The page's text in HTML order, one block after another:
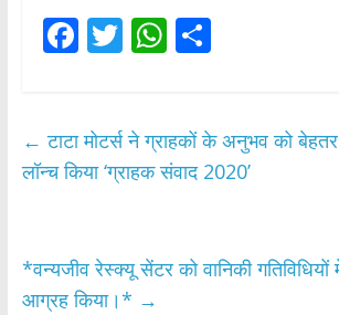
F
b
o
k
T
er
W
s
A
S
e
← टाटा मोटर्स ने ग्राहकों के अनुभव को
लॉन्च किया ‘ग्राहक संवाद 2020’
*वन्यजीव रेस्क्यू सेंटर को वानिकी
आग्रह किया।* →